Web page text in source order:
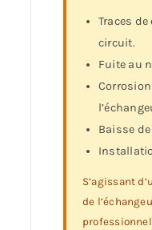
Traces
circuit.
Fuite au
Baisse
S’agissant
de